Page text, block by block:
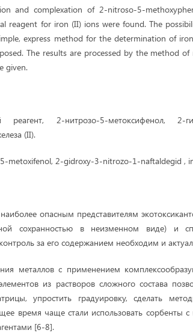
and complexation of 2-nitroso-5-
reagent for iron (II) ions were found. The
express method for the determination of
The results are processed by the method of
given.
реагент, 2-нитрозо-5-метоксифенол, 2-
(II).
metoxifenol, 2-gidroxy-3-nitrozo-1-naftaldegid ,
опасным представителям
сохранностью в неизменном виде) и
за его содержанием необходим и
металлов с применением
из растворов сложного состава
упростить градуировку, сделать
время чаще стали использовать сорбенты
[6-8].